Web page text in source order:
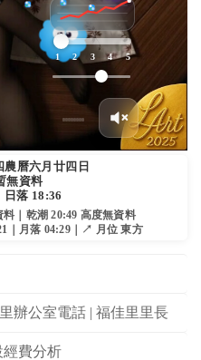
1 2 3 4 5
農曆六月廿四日
無資料
日落 18:36
｜乾潮 20:49 高度無資料
｜月落 04:29｜↗ 月位 東方
辦公室電話 | 福佳里里長
經費分析